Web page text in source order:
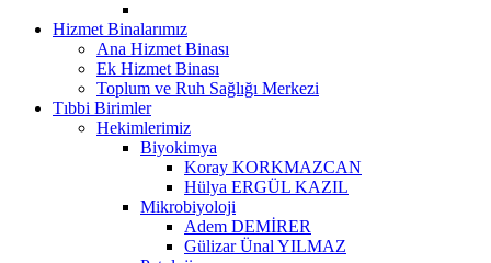
Hizmet Binalarımız
Ana Hizmet Binası
Ek Hizmet Binası
Toplum ve Ruh Sağlığı Merkezi
Tıbbi Birimler
Hekimlerimiz
Biyokimya
Koray KORKMAZCAN
Hülya ERGÜL KAZIL
Mikrobiyoloji
Adem DEMİRER
Gülizar Ünal YILMAZ